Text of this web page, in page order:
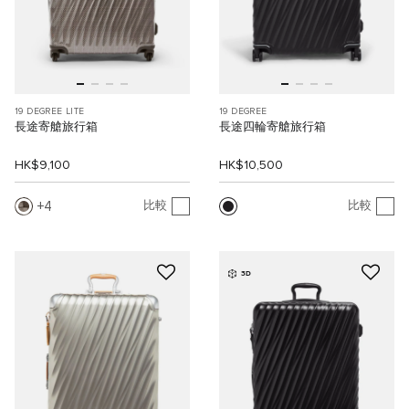
19 DEGREE LITE
長途寄艙旅行箱
HK$9,100
4 比較
19 DEGREE
長途四輪寄艙旅行箱
HK$10,500
比較
3D